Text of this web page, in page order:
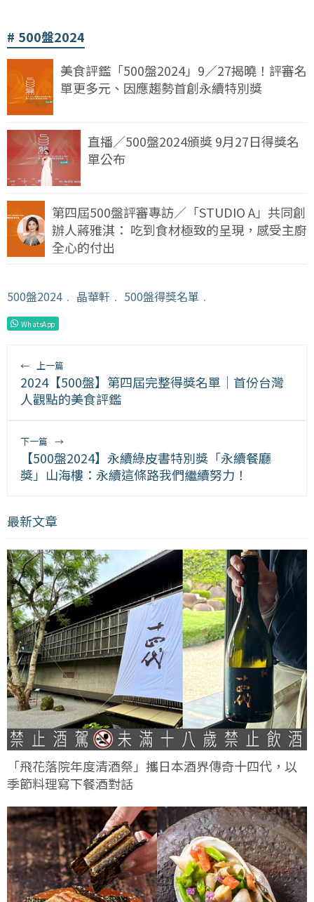
500盤2024
美食評鑑「500盤2024」9／27揭曉！評審名
單更多元、因應趨勢首創永續特別獎
直播／500盤2024頒獎 9月27日得獎名
單公布
第四屆500盤評審專訪／「STUDIO A」共同創
辦人蔣雅淇： 吃到食材極致的呈現，感受主廚
全心的付出
500盤2024 ﹒ 晶華軒 ﹒ 500盤得獎名單 ﹒
WhatsApp
← 上一篇
2024【500盤】第四屆完整得獎名單｜首份台灣
人觀點的美食評鑑
下一篇 →
【500盤2024】永續綠皮書特別獎「永續餐廳
獎」山海樓：永續這條路我們繼續努力！
最新文章
「飛花落院年度清酒祭」攜日本酒界傳奇十四代，以
季節料理寫下餐酒對話